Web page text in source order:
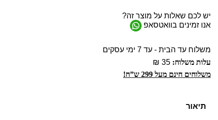
יש לכם שאלות על מוצר זה?
אנו זמינים בוואטסאפ
משלוח עד הבית - עד 7 ימי עסקים
עלות משלוח:
משלוחים חינם מעל 299 ש”ח!
תיאור